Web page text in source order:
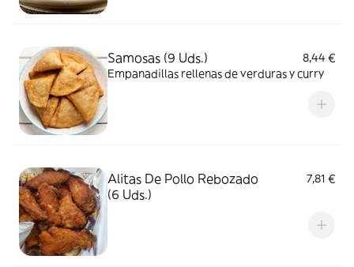
Samosas (9 Uds.)
8,44 €
Empanadillas rellenas de verduras y curry
Alitas De Pollo Rebozado
(6 Uds.)
7,81 €